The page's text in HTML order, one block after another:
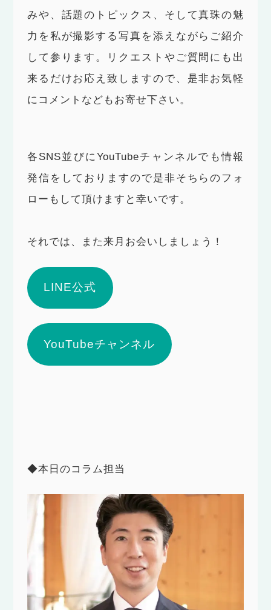
みや、話題のトピックス、そして真珠の魅
力を私が撮影する写真を添えながらご紹介
して参ります。リクエストやご質問にも出
来るだけお応え致しますので、是非お気軽
にコメントなどもお寄せ下さい。
各SNS並びにYouTubeチャンネルでも情報
発信をしておりますので是非そちらのフォ
ローもして頂けますと幸いです。
それでは、また来月お会いしましょう！
LINE公式
YouTubeチャンネル
◆本日のコラム担当